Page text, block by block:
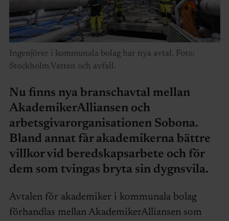
Ingenjörer i kommunala bolag har nya avtal. Foto:
Stockholm Vatten och avfall.
Nu finns nya branschavtal mellan
AkademikerAlliansen och
arbetsgivarorganisationen Sobona.
Bland annat får akademikerna bättre
villkor vid beredskapsarbete och för
dem som tvingas bryta sin dygnsvila.
Avtalen för akademiker i kommunala bolag
förhandlas mellan AkademikerAlliansen som